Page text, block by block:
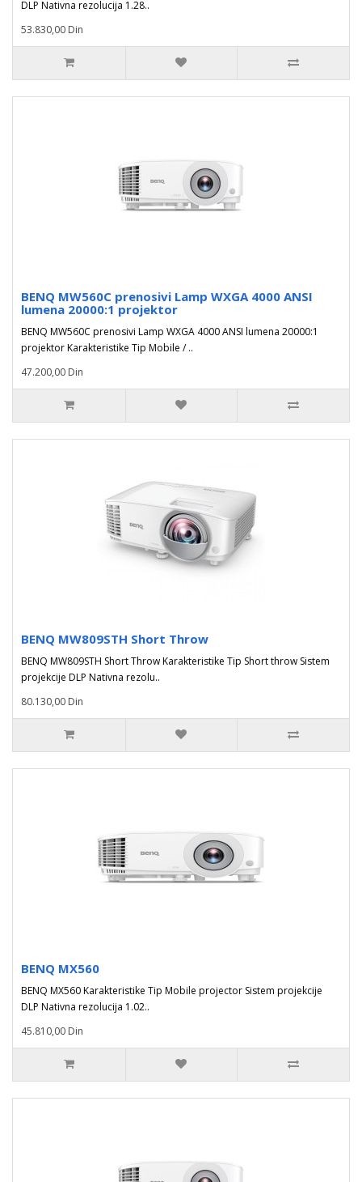
DLP Nativna rezolucija 1.28..
53.830,00 Din
BENQ MW560C prenosivi Lamp WXGA 4000 ANSI
lumena 20000:1 projektor
BENQ MW560C prenosivi Lamp WXGA 4000 ANSI lumena 20000:1
projektor Karakteristike Tip Mobile / ..
47.200,00 Din
BENQ MW809STH Short Throw
BENQ MW809STH Short Throw Karakteristike Tip Short throw Sistem
projekcije DLP Nativna rezolu..
80.130,00 Din
BENQ MX560
BENQ MX560 Karakteristike Tip Mobile projector Sistem projekcije
DLP Nativna rezolucija 1.02..
45.810,00 Din